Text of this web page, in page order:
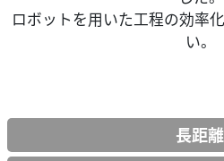
ロボットを用いた工程の効率
い。
長距離